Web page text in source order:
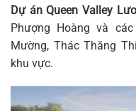
Dự án Queen Valley
Phượng Hoàng và
Mường, Thác Thăng
khu vực.